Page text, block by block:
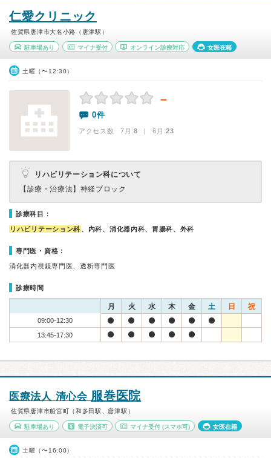
仁愛クリニック
佐賀県唐津市大名小路（唐津駅）
駐車場あり マイナ受付 オンライン診療対応 女医在籍
土曜（〜12:30）
－
0件
アクセス数 7月:8 | 6月:23
リハビリテーション科について
【診療・治療法】 神経ブロック
診療科目：
リハビリテーション科 、内科、消化器内科、胃腸科、外科
専門医・資格：
消化器内視鏡専門医、透析専門医
診療時間
月 火 水 木 金 土 日 祝
09:00-12:30
13:45-17:30
医療法人 清心会 服巻医院
佐賀県唐津市船宮町（和多田駅、唐津駅）
駐車場あり 電子決済可 マイナ受付 (スマホ可) 女医在籍
土曜（〜16:00）